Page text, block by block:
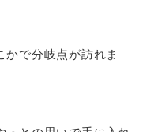
で分岐点が訪れま